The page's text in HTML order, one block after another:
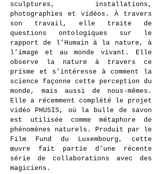
sculptures, installations,
photographies et vidéos. À travers
son travail, elle traite de
questions ontologiques sur le
rapport de l’Humain à la nature, à
l’image et au monde vivant. Elle
observe la nature à travers ce
prisme et s’intéresse à comment la
science façonne cette perception du
monde, mais aussi de nous-mêmes.
Elle a récemment complété le projet
vidéo PHUSIS, où la bulle de savon
est utilisée comme métaphore de
phénomènes naturels. Produit par le
Film Fund du Luxembourg, cette
œuvre fait partie d’une récente
série de collaborations avec des
magiciens.